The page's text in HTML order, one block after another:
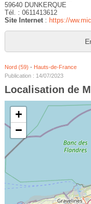
59640 DUNKERQUE
Tél. : 0611413612
Site Internet: https://
Nord (59) - Hauts-de-France
Publication : 14/07/2023
Localisation de
+
−